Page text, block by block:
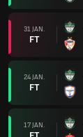
31 JAN.
FT
24 JAN.
FT
17 JAN.